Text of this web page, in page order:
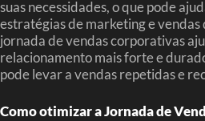
suas necessidades, o que pode
estratégias de marketing e vendas
jornada de vendas corporativas
relacionamento mais forte e
pode levar a vendas repetidas e
Como otimizar a Jornada de